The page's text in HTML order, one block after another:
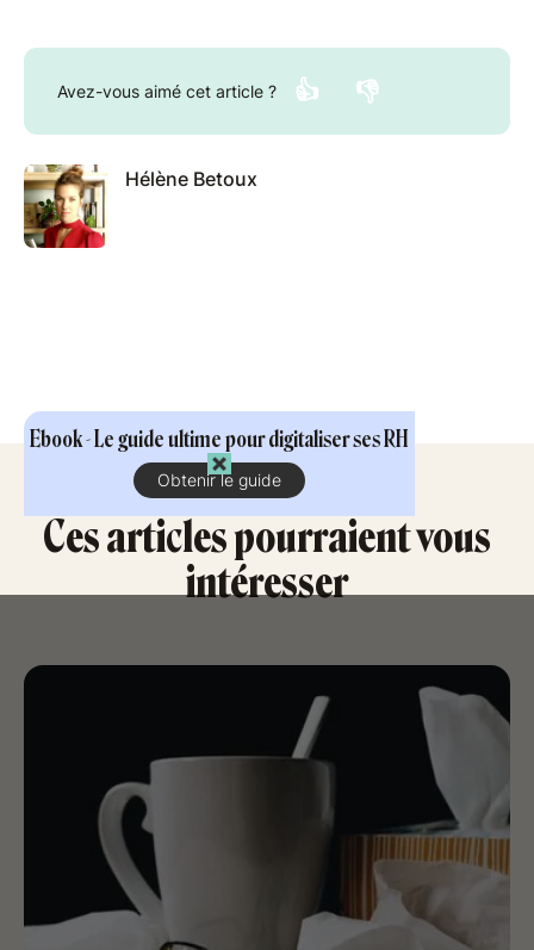
Ebook - Le guide ultime pour digitaliser ses RH
Obtenir le guide
Avez-vous aimé cet article ? 👍 👎
Hélène Betoux
Ces articles pourraient vous
intéresser